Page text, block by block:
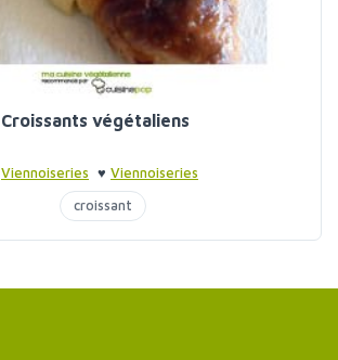
Croissants végétaliens
Viennoiseries ♥ Viennoiseries
croissant